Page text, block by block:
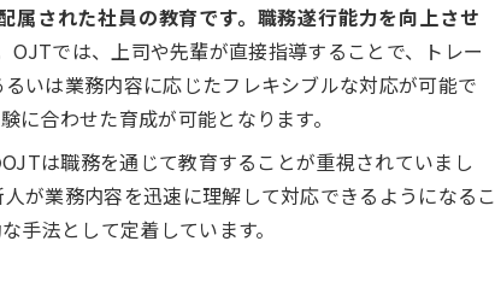
された社員の教育です。職務遂行能力を向上させ
OJTでは、上司や先輩が直接指導することで、トレー
いは業務内容に応じたフレキシブルな対応が可能で
に合わせた育成が可能となります。
は職務を通じて教育することが重視されていまし
が業務内容を迅速に理解して対応できるようになるこ
手法として定着しています。